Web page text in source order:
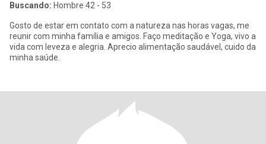
Buscando: Hombre 42 - 53
Gosto de estar em contato com a natureza nas horas vagas, me
reunir com minha família e amigos. Faço meditação e Yoga, vivo a
vida com leveza e alegria. Aprecio alimentação saudável, cuido da
minha saúde.